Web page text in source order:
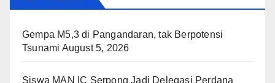
Gempa M5,3 di Pangandaran, tak Berpotensi
Tsunami August 5, 2026
Siswa MAN IC Serpong Jadi Delegasi Perdana